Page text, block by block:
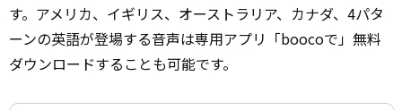
す。アメリカ、イギリス、オーストラリア、カナダ、4パタ
ーンの英語が登場する音声は専用アプリ「boocoで」無料
ダウンロードすることも可能です。